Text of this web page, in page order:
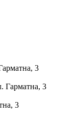
3
Гарматна, 3
3